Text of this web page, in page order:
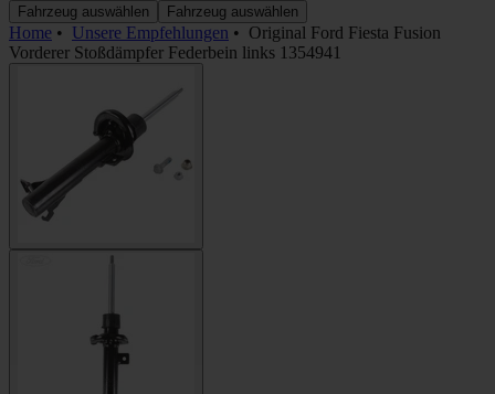
Fahrzeug auswählen Fahrzeug auswählen
Home • Unsere Empfehlungen • Original Ford Fiesta Fusion
Vorderer Stoßdämpfer Federbein links 1354941